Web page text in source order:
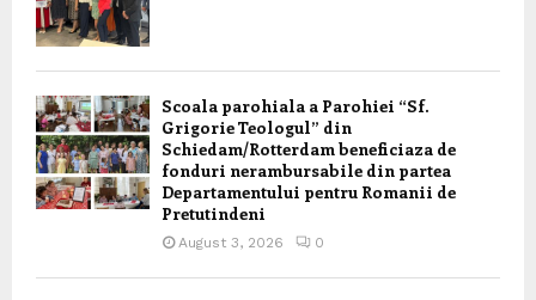
Scoala parohiala a Parohiei “Sf.
Grigorie Teologul” din
Schiedam/Rotterdam beneficiaza de
fonduri nerambursabile din partea
Departamentului pentru Romanii de
Pretutindeni
August 3, 2026 0